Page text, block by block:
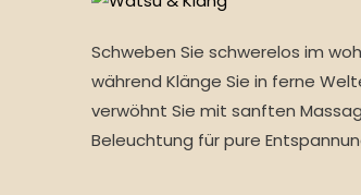
Schweben Sie schwerelos im
während Klänge Sie in ferne
verwöhnt Sie mit sanften
Beleuchtung für pure